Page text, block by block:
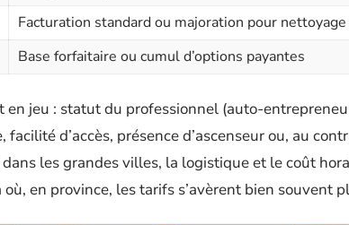
Facturation standard ou majoration pour
Base forfaitaire ou cumul d’options payantes
en jeu : statut du professionnel (auto-
d’accès, présence d’ascenseur ou, au
les grandes villes, la logistique et le coût
en province, les tarifs s’avèrent bien souvent